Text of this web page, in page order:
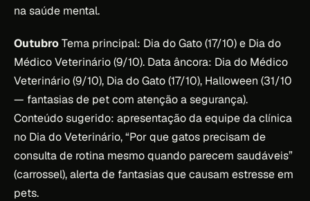
na saúde mental.
OutubroTema principal: Dia do Gato (17/10) e Dia do
Médico Veterinário (9/10). Data âncora: Dia do Médico
Veterinário (9/10), Dia do Gato (17/10), Halloween (31/10
— fantasias de pet com atenção a segurança).
Conteúdo sugerido: apresentação da equipe da clínica
no Dia do Veterinário, “Por que gatos precisam de
consulta de rotina mesmo quando parecem saudáveis”
(carrossel), alerta de fantasias que causam estresse em
pets.